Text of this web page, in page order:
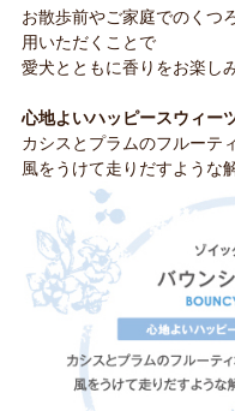
お散歩前やご家庭でのくつ
用いただくことで
愛犬とともに香りをお楽し
心地よいハッピースウィー
カシスとプラムのフルーテ
風をうけて走りだすような